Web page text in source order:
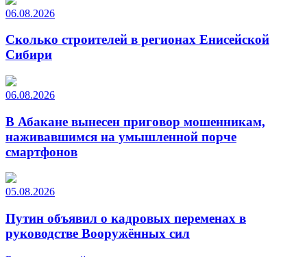
06.08.2026
Сколько строителей в регионах Енисейской
Сибири
06.08.2026
В Абакане вынесен приговор мошенникам,
наживавшимся на умышленной порче
смартфонов
05.08.2026
Путин объявил о кадровых переменах в
руководстве Вооружённых сил